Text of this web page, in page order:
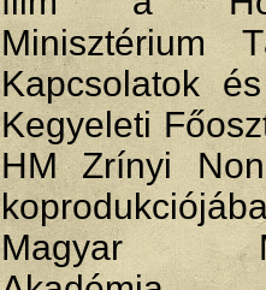
Minisztérium
Kapcsolatok
Kegyeleti
HM Zrínyi
Magyar